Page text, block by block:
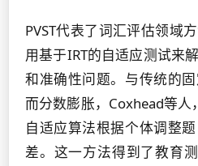
PVST代表了词汇评估领域
用基于IRT的自适应测试来
和准确性问题。与传统的
而分数膨胀，Coxhead等人
自适应算法根据个体调整
差。这一方法得到了教育测